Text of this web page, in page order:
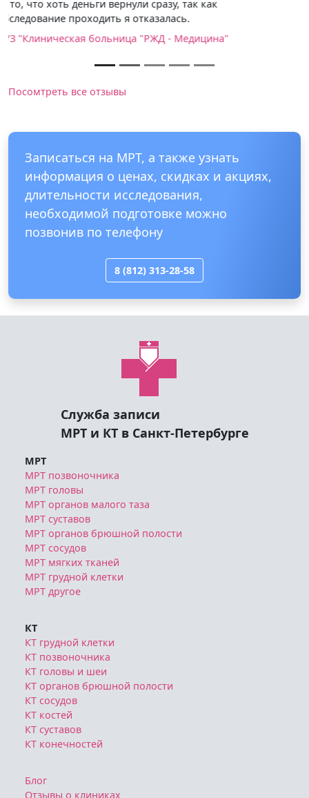
Посомтреть все отзывы
Записаться на МРТ, а также узнать
длительности исследования,
необходимой подготовке можно
позвонив по телефону
8 (812) 313-28-58
Служба записи
МРТ и КТ в Санкт-Петербурге
МРТ позвоночника
МРТ головы
МРТ суставов
МРТ органов брюшной полости
МРТ сосудов
МРТ мягких тканей
МРТ грудной клетки
МРТ другое
КТ
КТ грудной клетки
КТ позвоночника
КТ органов брюшной полости
КТ сосудов
КТ костей
КТ суставов
КТ конечностей
Блог
Отзывы о клиниках
Политика конфиденциальности